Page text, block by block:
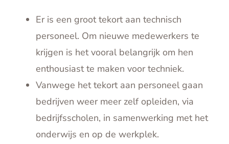
Er is een groot tekort aan technisch
personeel. Om nieuwe medewerkers te
krijgen is het vooral belangrijk om hen
enthousiast te maken voor techniek.
Vanwege het tekort aan personeel gaan
bedrijven weer meer zelf opleiden, via
bedrijfsscholen, in samenwerking met het
onderwijs en op de werkplek.